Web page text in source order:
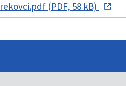
(PDF, 58 kB)